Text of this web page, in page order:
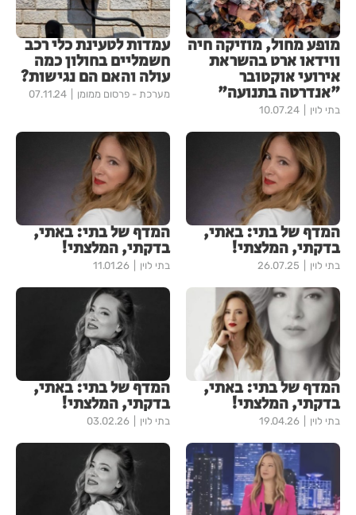
מופע מחול, מוזיקה חיה
ווידאו ארט בהשראת
אירועי אוקטובר
"אנדרטה בתנועה"
בתי לוין 10.07.24
עמדות לטעינת כלי רכב
חשמליים בחולון כמה
עולה והאם הם נגישות?
מערכת - פרסום ממומן 07.11.24
המדף של בתי: באתי,
בדקתי, המלצתי!
בתי לוין 26.07.25
המדף של בתי: באתי,
בדקתי, המלצתי!
בתי לוין 11.01.26
המדף של בתי: באתי,
בדקתי, המלצתי!
בתי לוין 19.04.26
המדף של בתי: באתי,
בדקתי, המלצתי!
בתי לוין 03.02.26